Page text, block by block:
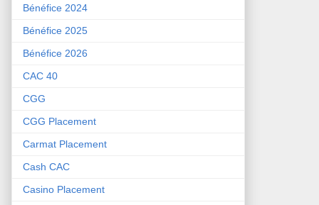
Bénéfice 2024
Bénéfice 2025
Bénéfice 2026
CAC 40
CGG
CGG Placement
Carmat Placement
Cash CAC
Casino Placement